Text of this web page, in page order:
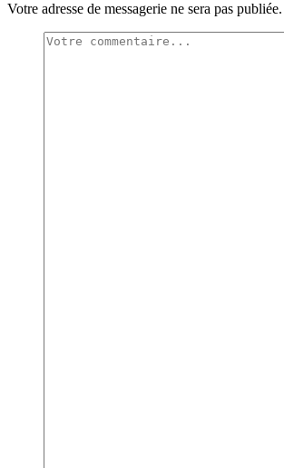
Votre adresse de messagerie ne sera pas publiée.